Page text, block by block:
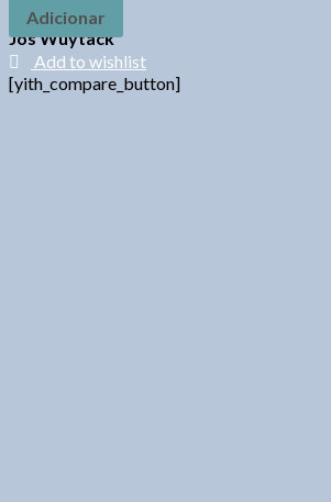
Adicionar
Jos Wuytack
Add to wishlist
[yith_compare_button]